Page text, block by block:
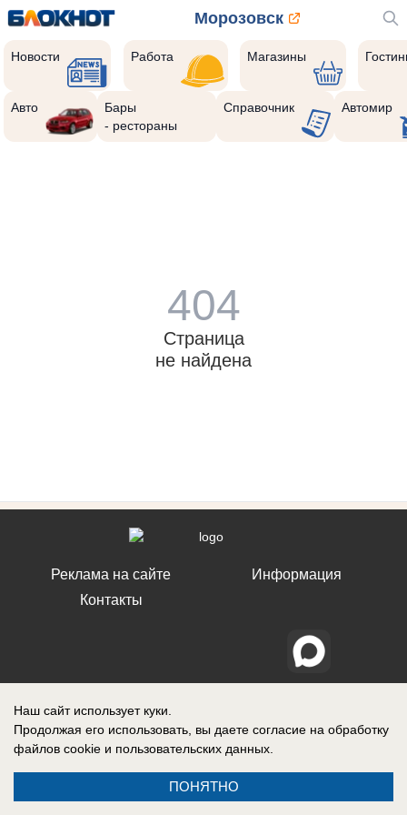
Морозовск
Новости Работа Магазины
Авто
Бары
- рестораны
Справочник Автомир
404
Страница
не найдена
Реклама на сайте
Контакты
Информация
Наш сайт использует куки.
Продолжая его использовать, вы даете согласие на обработку
файлов cookie и пользовательских данных.
ПОНЯТНО